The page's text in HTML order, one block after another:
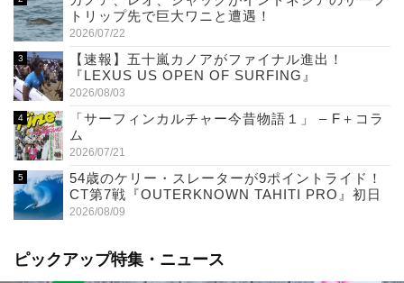
トリップ先で巨大ワニと遭遇！
2026/07/22
【速報】五十嵐カノアがファイナル進出！
『LEXUS US OPEN OF SURFING』
2026/08/03
「サーフィンカルチャー今昔物語１」 – F＋コラ
ム
2026/07/21
54歳のケリー・スレーターが9ポイントライド！
CT第7戦『OUTERKNOWN TAHITI PRO』初日
2026/08/09
ピックアップ特集・ニュース